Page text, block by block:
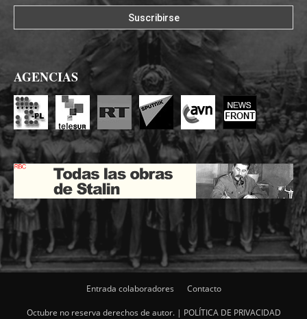
AGENCIAS
Entrada colaboradores Contacto
Octubre no reserva derechos de autor. | POLÍTICA DE PRIVACIDAD